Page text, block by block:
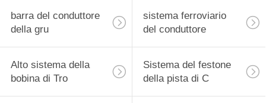
barra del conduttore
della gru
sistema ferroviario
del conduttore
Alto sistema della
bobina di Tro
Sistema del festone
della pista di C